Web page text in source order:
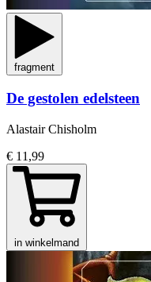
fragment
De gestolen edelsteen
Alastair Chisholm
€ 11,99
in winkelmand